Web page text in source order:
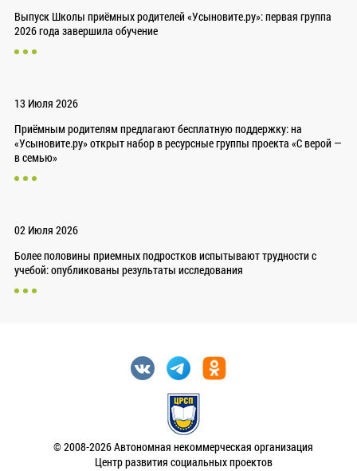
Выпуск Школы приёмных родителей «Усыновите.ру»: первая группа
2026 года завершила обучение
13 Июля 2026
Приёмным родителям предлагают бесплатную поддержку: на
«Усыновите.ру» открыт набор в ресурсные группы проекта «С верой —
в семью»
02 Июля 2026
Более половины приемных подростков испытывают трудности с
учебой: опубликованы результаты исследования
© 2008-2026 Автономная некоммерческая организация
Центр развития социальных проектов